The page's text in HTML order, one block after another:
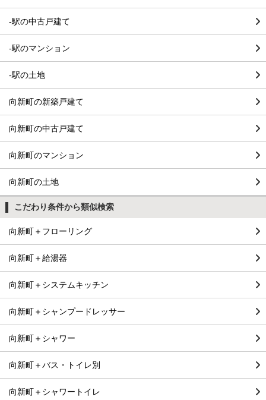
-駅の中古戸建て
-駅のマンション
-駅の土地
向新町の新築戸建て
向新町の中古戸建て
向新町のマンション
向新町の土地
こだわり条件から類似検索
向新町＋フローリング
向新町＋給湯器
向新町＋システムキッチン
向新町＋シャンプードレッサー
向新町＋シャワー
向新町＋バス・トイレ別
向新町＋シャワートイレ